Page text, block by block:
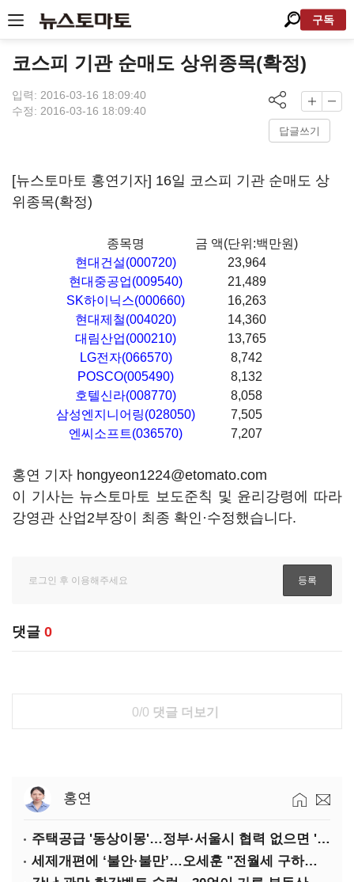
구독
코스피 기관 순매도 상위종목(확정)
입력: 2016-03-16 18:09:40
수정: 2016-03-16 18:09:40
답글쓰기
[뉴스토마토 홍연기자] 16일 코스피 기관 순매도 상
위종목(확정)
종목명
금 액(단위:백만원)
현대건설(000720)
23,964
현대중공업(009540)
21,489
SK하이닉스(000660)
16,263
현대제철(004020)
14,360
대림산업(000210)
13,765
LG전자(066570)
8,742
POSCO(005490)
8,132
호텔신라(008770)
8,058
삼성엔지니어링(028050)
7,505
엔씨소프트(036570)
7,207
홍연 기자 hongyeon1224@etomato.com
이 기사는 뉴스토마토 보도준칙 및 윤리강령에 따라
강영관 산업2부장이 최종 확인·수정했습니다.
댓글 0
0/0 댓글 더보기
홍연
주택공급 '동상이몽'…정부·서울시 협력 없으면 '공수표'
세제개편에 ‘불안·불만’…오세훈 "전월세 구하기 더 힘들어질 것"